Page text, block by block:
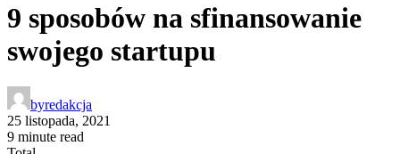
9 sposobów na sfinansowanie
swojego startupu
byredakcja
25 listopada, 2021
9 minute read